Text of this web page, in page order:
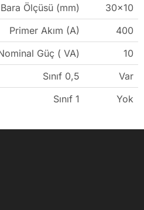
Ölçüsü (mm)
30×10
Primer Akım (A)
400
Güç ( VA)
10
Sınıf 0,5
Var
Sınıf 1
Yok